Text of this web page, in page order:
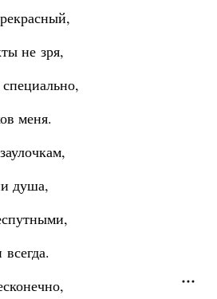
не зря,
меня.
душа,